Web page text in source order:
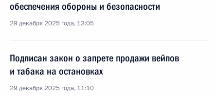
обеспечения обороны и безопасности
29 декабря 2025 года, 13:05
Подписан закон о запрете продажи вейпов
и табака на остановках
29 декабря 2025 года, 11:10